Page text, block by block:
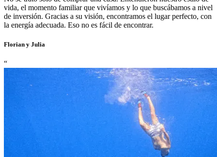
vida, el momento familiar que vivíamos y lo que buscábamos a nivel
de inversión. Gracias a su visión, encontramos el lugar perfecto, con
la energía adecuada. Eso no es fácil de encontrar.
Florian y Julia
“